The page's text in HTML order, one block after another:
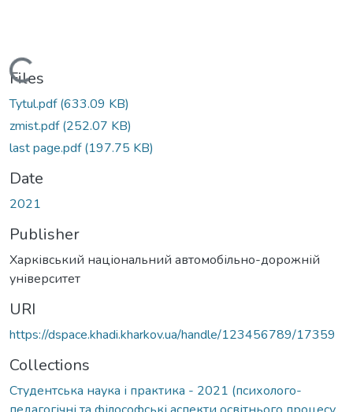
Loading...
Files
Tytul.pdf(633.09 KB)
zmist.pdf(252.07 KB)
last page.pdf(197.75 KB)
Date
2021
Publisher
Харківський національний автомобільно-дорожній
університет
URI
https://dspace.khadi.kharkov.ua/handle/123456789/17359
Collections
Студентська наука і практика - 2021 (психолого-